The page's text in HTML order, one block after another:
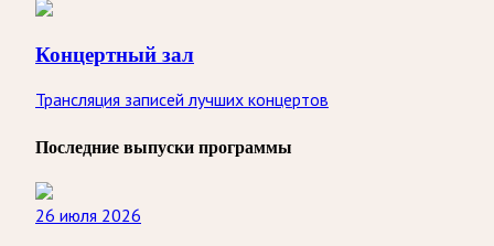
Концертный зал
Трансляция записей лучших концертов
Последние выпуски программы
26 июля 2026